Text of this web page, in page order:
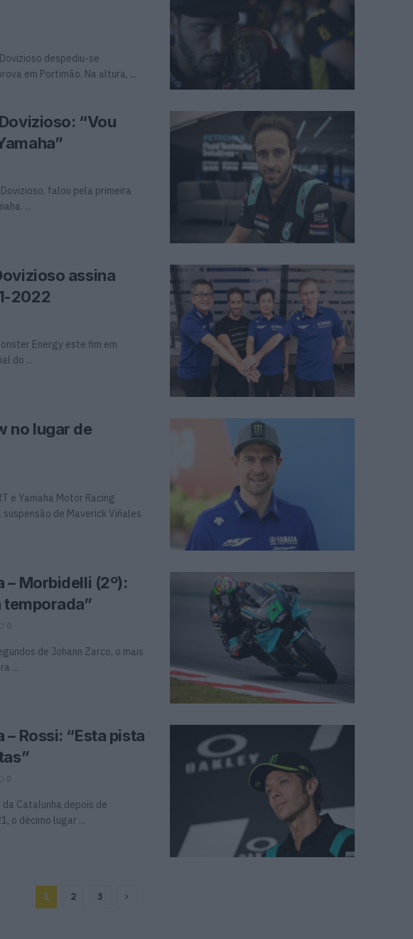
despediu-se
em Portimão. Na altura, ...
“Vou
falou pela primeira
...
assina
2022
Energy este fim em
do ...
no lugar de
e Yamaha Motor Racing
de Maverick Viñales
– Morbidelli (2º):
0
de Johann Zarco, o mais
...
– Rossi: “Esta pista
0
Catalunha depois de
o décimo lugar ...
1 2 3